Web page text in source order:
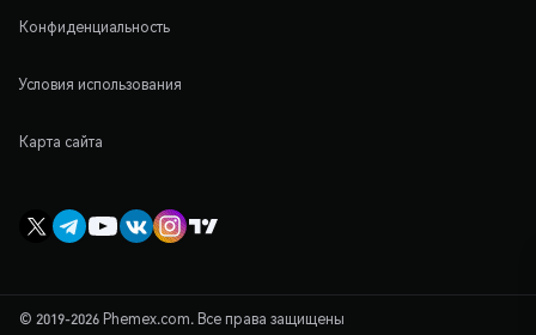
Конфиденциальность
Условия использования
Карта сайта
© 2019-2026 Phemex.com. Все права защищены